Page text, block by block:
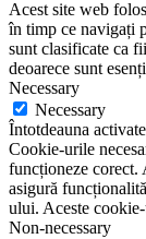
Acest site web
în timp ce navigați
sunt clasificate ca
deoarece sunt
Necessary
Necessary
Întotdeauna activate
Cookie-urile
funcționeze corect.
asigură
ului. Aceste
Non-necessary